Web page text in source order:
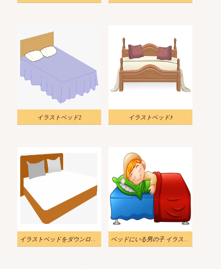
イラストベッド2 イラストベッド3
イラストベッドをダウンロード ベッドにいる男の子 イラスト無料